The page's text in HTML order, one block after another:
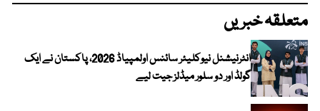
متعلقہ خبریں
انٹرنیشنل نیوکلیئر سائنس اولمپیاڈ 2026، پاکستان نے ایک
گولڈ اور دو سلور میڈلز جیت لیے